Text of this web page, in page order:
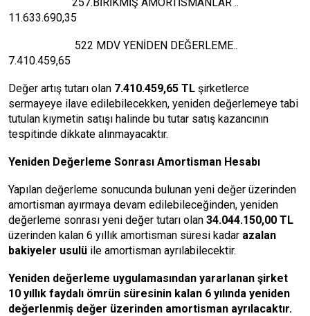
11.633.690,35
522 MDV YENİDEN DEĞERLEME..
7.410.459,65
Değer artış tutarı olan 7.410.459,65 TL şirketlerce
sermayeye ilave edilebilecekken, yeniden değerlemeye tabi
tutulan kıymetin satışı halinde bu tutar satış kazancının
tespitinde dikkate alınmayacaktır.
Yeniden Değerleme Sonrası Amortisman Hesabı
Yapılan değerleme sonucunda bulunan yeni değer üzerinden
amortisman ayırmaya devam edilebileceğinden, yeniden
değerleme sonrası yeni değer tutarı olan 34.044.150,00 TL
üzerinden kalan 6 yıllık amortisman süresi kadar azalan
bakiyeler usulü ile amortisman ayrılabilecektir.
Yeniden değerleme uygulamasından yararlanan şirket
10 yıllık faydalı ömrün süresinin kalan 6 yılında yeniden
değerlenmiş değer üzerinden amortisman ayrılacaktır.